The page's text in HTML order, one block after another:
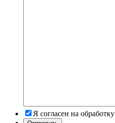
Я согласен на обработку